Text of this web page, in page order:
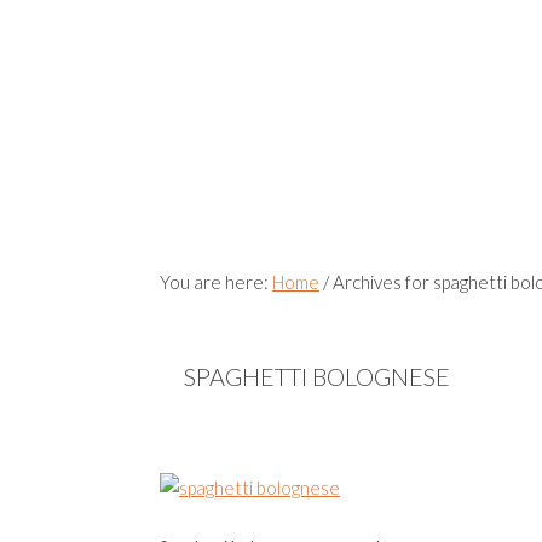
You are here: Home /Archives for spaghetti
SPAGHETTI BOLOGNESE